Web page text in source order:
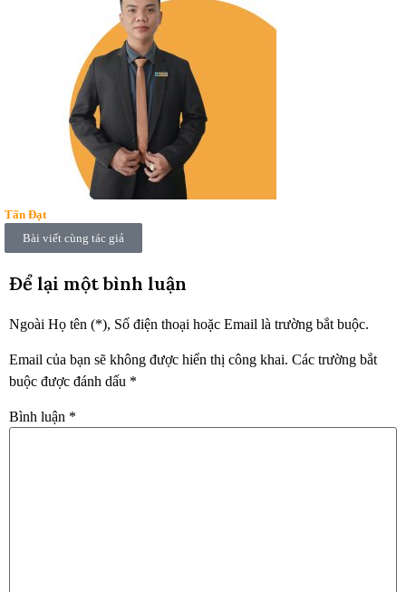
Tấn Đạt
Bài viết cùng tác giả
Để lại một bình luận
Ngoài Họ tên (*), Số điện thoại hoặc Email là trường bắt buộc.
Email của bạn sẽ không được hiển thị công khai. Các trường bắt
buộc được đánh dấu *
Bình luận *